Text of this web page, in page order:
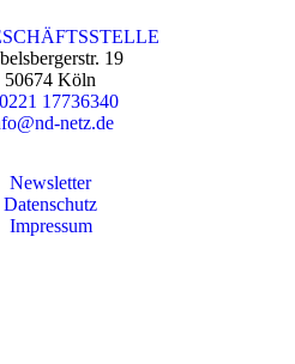
19
50674 Köln
17736340
netz.de
Newsletter
Datenschutz
Impressum